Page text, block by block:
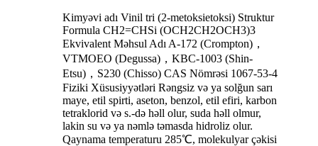
Kimyəvi adı Vinil tri (2-metoksietoksi) Struktur
Formula CH2=CHSi (OCH2CH2OCH3)3
Ekvivalent Məhsul Adı A-172 (Crompton)，
VTMOEO (Degussa)，KBC-1003 (Shin-
Etsu)，S230 (Chisso) CAS Nömrəsi 1067-53-4
Fiziki Xüsusiyyətləri Rəngsiz və ya solğun sarı
maye, etil spirti, aseton, benzol, etil efiri, karbon
tetraklorid və s.-də həll olur, suda həll olmur,
lakin su və ya nəmlə təmasda hidroliz olur.
Qaynama temperaturu 285℃, molekulyar çəkisi